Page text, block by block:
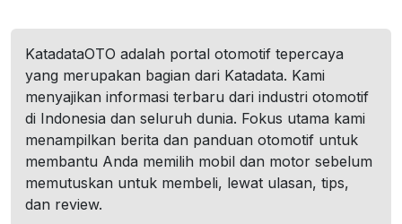
KatadataOTO adalah portal otomotif tepercaya
yang merupakan bagian dari Katadata. Kami
menyajikan informasi terbaru dari industri otomotif
di Indonesia dan seluruh dunia. Fokus utama kami
menampilkan berita dan panduan otomotif untuk
membantu Anda memilih mobil dan motor sebelum
memutuskan untuk membeli, lewat ulasan, tips,
dan review.